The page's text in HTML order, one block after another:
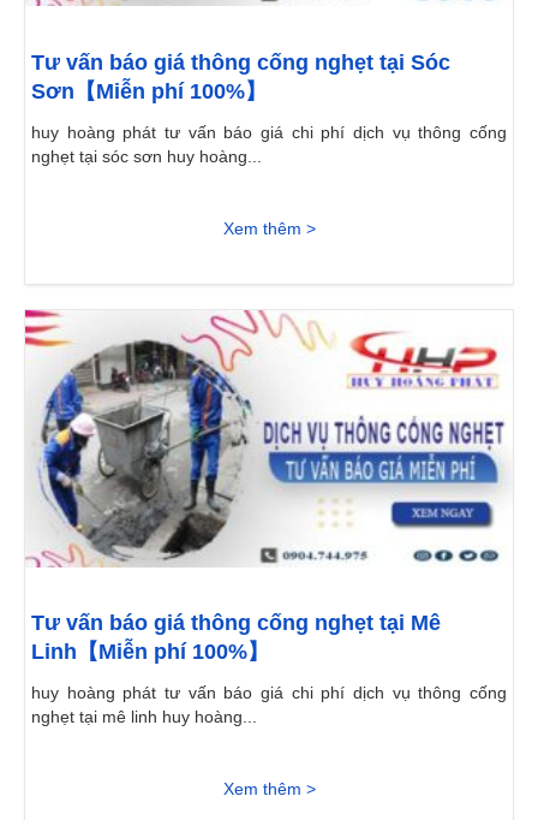
Tư vấn báo giá thông cống nghẹt tại Sóc
Sơn【Miễn phí 100%】
huy hoàng phát tư vấn báo giá chi phí dịch vụ thông cống
nghẹt tại sóc sơn huy hoàng...
Xem thêm >
Tư vấn báo giá thông cống nghẹt tại Mê
Linh【Miễn phí 100%】
huy hoàng phát tư vấn báo giá chi phí dịch vụ thông cống
nghẹt tại mê linh huy hoàng...
Xem thêm >